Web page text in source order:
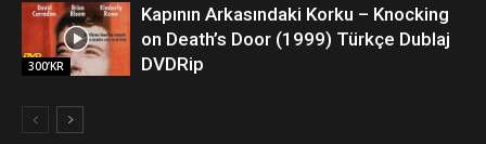
300’KR
Kapının Arkasındaki Korku – Knocking
on Death’s Door (1999) Türkçe Dublaj
DVDRip